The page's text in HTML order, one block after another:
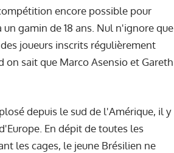
encore possible pour
gamin de 18 ans. Nul n'ignore que
joueurs inscrits régulièrement
on sait que Marco Asensio et Gareth
depuis le sud de l'Amérique, il y
En dépit de toutes les
les cages, le jeune Brésilien ne